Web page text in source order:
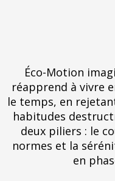
Éco-Motion
réapprend à vivre
le temps, en
habitudes
deux piliers : le
normes et la
en